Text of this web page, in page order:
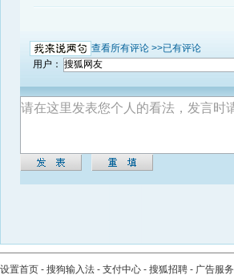
查看所有评论 >>已有评论
用户：
设置首页 - 搜狗输入法 - 支付中心 - 搜狐招聘 - 广告服务